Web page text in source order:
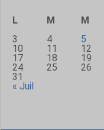
L
M M
3
4 5
10
11 12
17
18 19
24
25 26
31
« Juil